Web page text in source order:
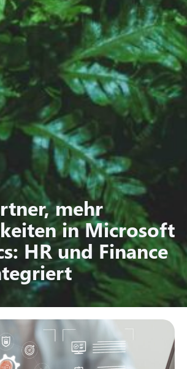
mehr
in Microsoft
HR und Finance